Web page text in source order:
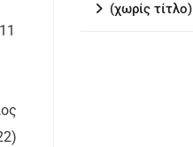
(χωρίς τίτλο)